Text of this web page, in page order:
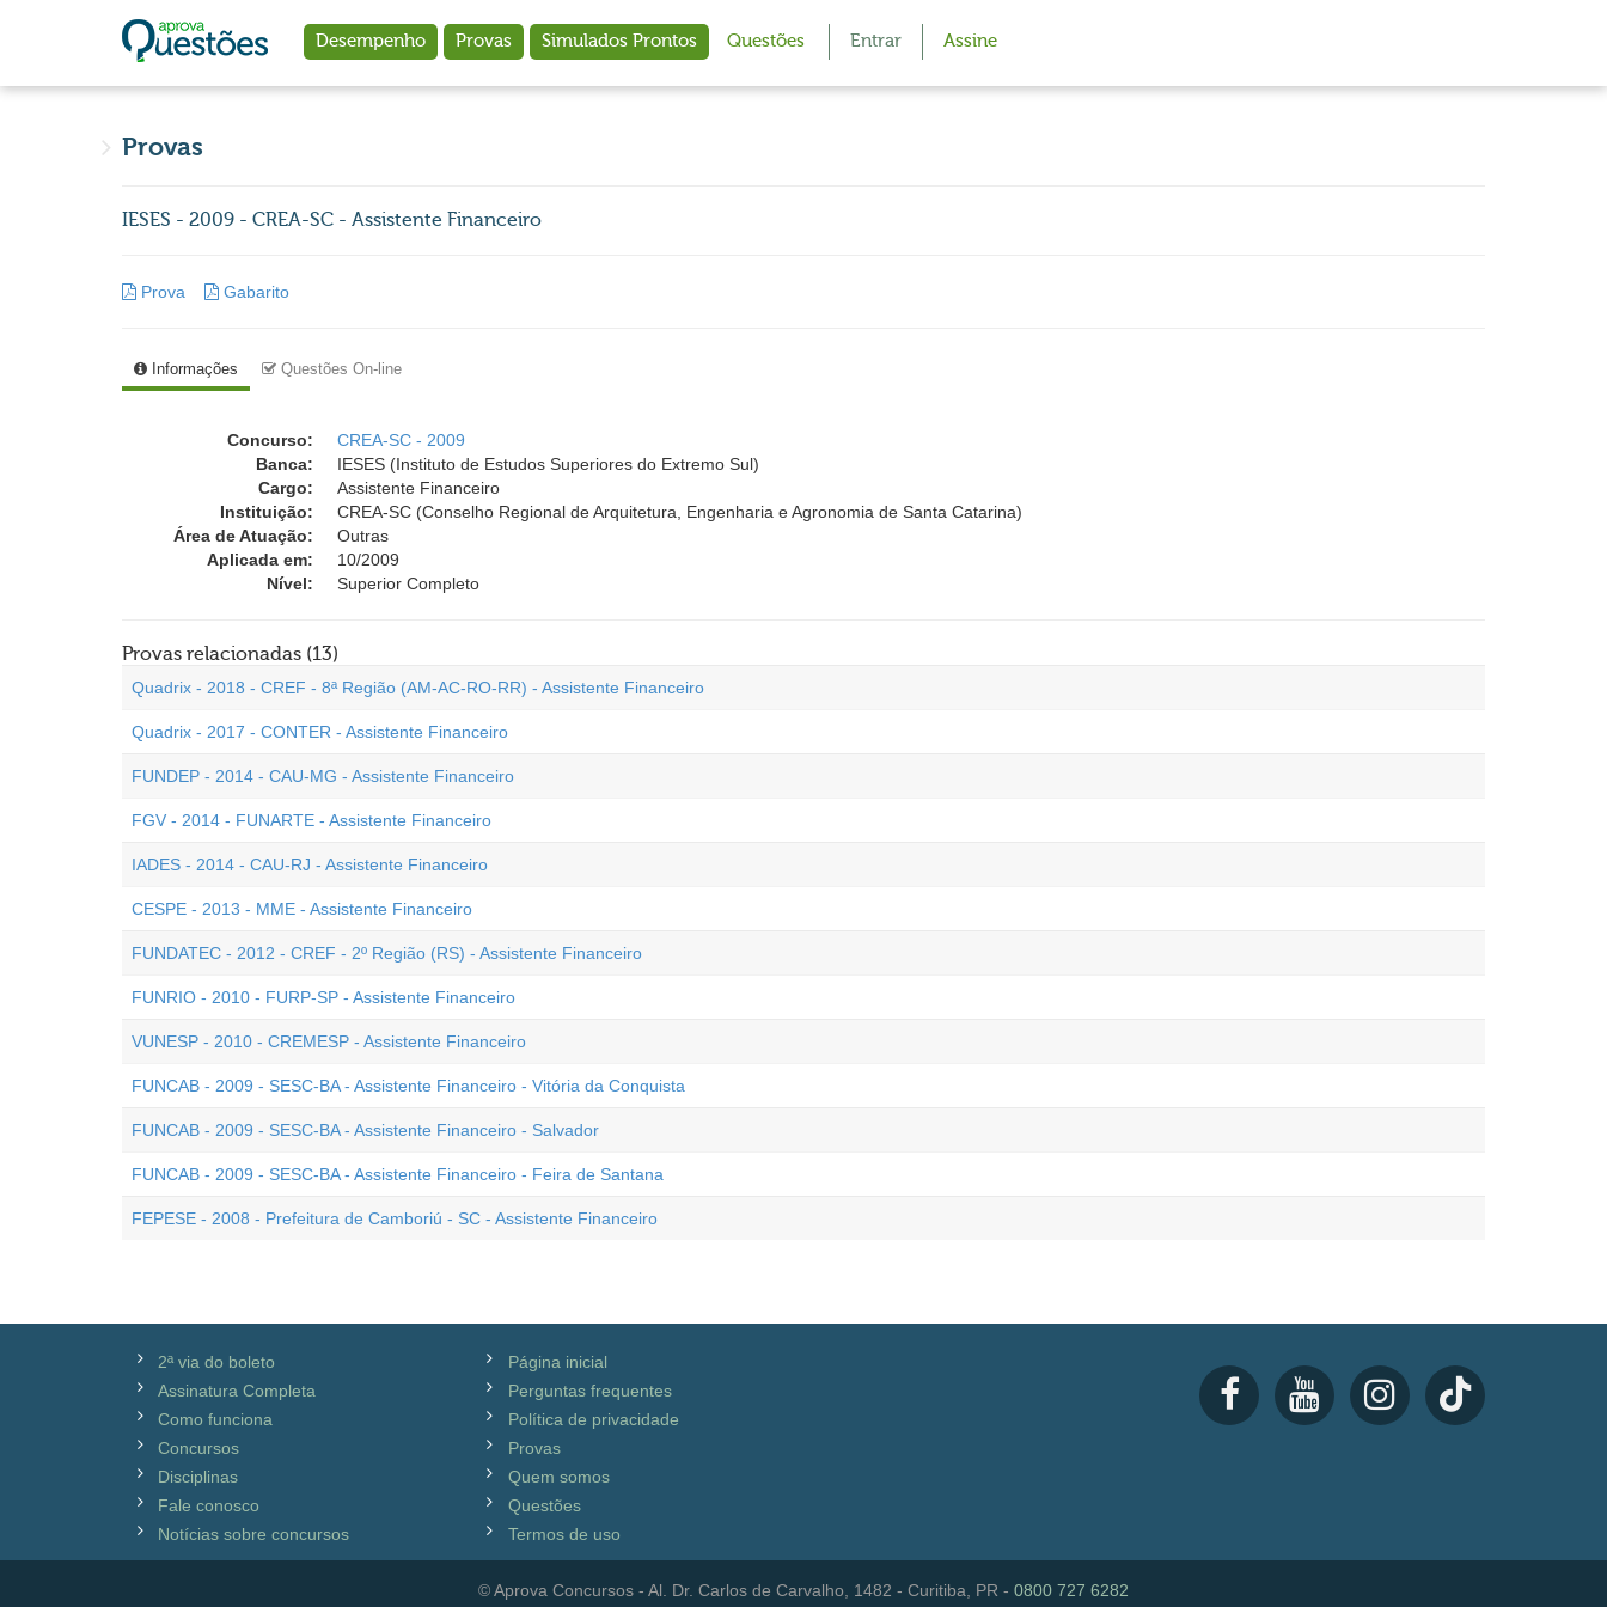
Desempenho Provas Simulados Prontos Questões Entrar Assine
Provas
IESES - 2009 - CREA-SC - Assistente Financeiro
Prova Gabarito
Informações Questões On-line
Concurso:
CREA-SC - 2009
Banca:
IESES (Instituto de Estudos Superiores do Extremo Sul)
Cargo:
Assistente Financeiro
Instituição:
CREA-SC (Conselho Regional de Arquitetura, Engenharia e Agronomia de Santa Catarina)
Área de Atuação:
Outras
Aplicada em:
10/2009
Nível:
Superior Completo
Provas relacionadas (13)
Quadrix - 2018 - CREF - 8ª Região (AM-AC-RO-RR) - Assistente Financeiro
Quadrix - 2017 - CONTER - Assistente Financeiro
FUNDEP - 2014 - CAU-MG - Assistente Financeiro
FGV - 2014 - FUNARTE - Assistente Financeiro
IADES - 2014 - CAU-RJ - Assistente Financeiro
CESPE - 2013 - MME - Assistente Financeiro
FUNDATEC - 2012 - CREF - 2º Região (RS) - Assistente Financeiro
FUNRIO - 2010 - FURP-SP - Assistente Financeiro
VUNESP - 2010 - CREMESP - Assistente Financeiro
FUNCAB - 2009 - SESC-BA - Assistente Financeiro - Vitória da Conquista
FUNCAB - 2009 - SESC-BA - Assistente Financeiro - Salvador
FUNCAB - 2009 - SESC-BA - Assistente Financeiro - Feira de Santana
FEPESE - 2008 - Prefeitura de Camboriú - SC - Assistente Financeiro
2ª via do boleto
Assinatura Completa
Como funciona
Concursos
Disciplinas
Fale conosco
Notícias sobre concursos
Página inicial
Perguntas frequentes
Política de privacidade
Provas
Quem somos
Questões
Termos de uso
© Aprova Concursos - Al. Dr. Carlos de Carvalho, 1482 - Curitiba, PR - 0800 727 6282